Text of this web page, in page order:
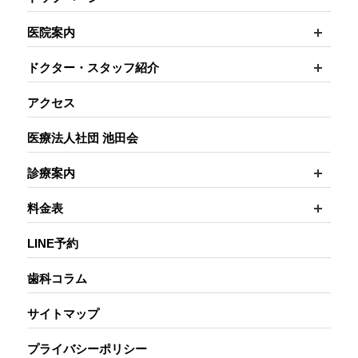
医院案内
ドクター・スタッフ紹介
アクセス
医療法人社団 池田会
診療案内
料金表
LINE予約
歯科コラム
サイトマップ
プライバシーポリシー